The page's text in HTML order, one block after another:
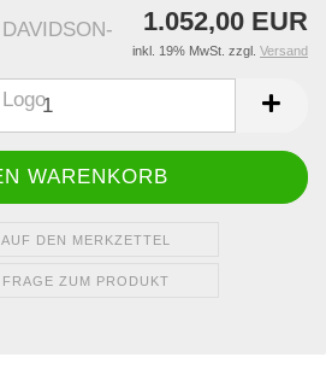
1.052,00 EUR
inkl. 19% MwSt. zzgl. Versand
AUF DEN MERKZETTEL
FRAGE ZUM PRODUKT